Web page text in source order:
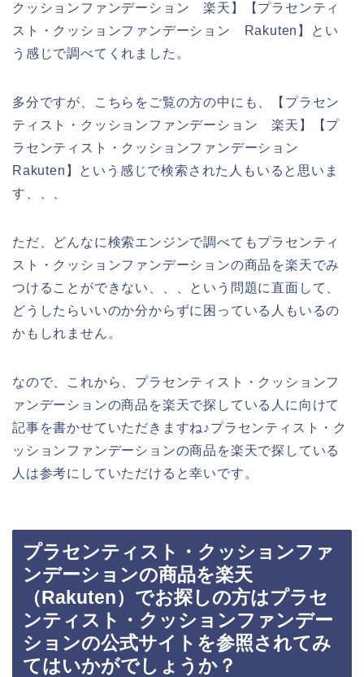
クッションファンデーション 楽天】【プラセンティ
スト・クッションファンデーション Rakuten】とい
う感じで調べてくれました。
多分ですが、こちらをご覧の方の中にも、【プラセン
ティスト・クッションファンデーション 楽天】【プ
ラセンティスト・クッションファンデーション
Rakuten】という感じで検索された人もいると思いま
す、、、
ただ、どんなに検索エンジンで調べてもプラセンティ
スト・クッションファンデーションの商品を楽天でみ
つけることができない、、、という問題に直面して、
どうしたらいいのか分からずに困っている人もいるの
かもしれません。
なので、これから、プラセンティスト・クッションフ
ァンデーションの商品を楽天で探している人に向けて
記事を書かせていただきますね♪プラセンティスト・ク
ッションファンデーションの商品を楽天で探している
人は参考にしていただけると幸いです。
プラセンティスト・クッションファ
ンデーションの商品を楽天
（Rakuten）でお探しの方はプラセ
ンティスト・クッションファンデー
ションの公式サイトを参照されてみ
てはいかがでしょうか？